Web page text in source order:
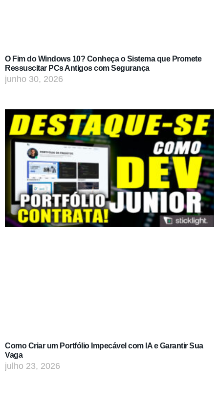
O Fim do Windows 10? Conheça o Sistema que Promete
Ressuscitar PCs Antigos com Segurança
junho 30, 2026
Como Criar um Portfólio Impecável com IA e Garantir Sua
Vaga
julho 23, 2026